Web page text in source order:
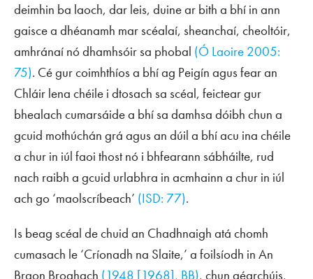
deimhin ba laoch, dar leis, duine ar bith a bhí in ann
gaisce a dhéanamh mar scéalaí, sheanchaí, cheoltóir,
amhránaí nó dhamhsóir sa phobal (Ó Laoire 2005:
75). Cé gur coimhthíos a bhí ag Peigín agus fear an
Chláir lena chéile i dtosach sa scéal, feictear gur
bhealach cumarsáide a bhí sa damhsa dóibh chun a
gcuid mothúchán grá agus an dúil a bhí acu ina chéile
a chur in iúl faoi thost nó i bhfearann sábháilte, rud
nach raibh a gcuid urlabhra in acmhainn a chur in iúl
ach go ‘maolscríbeach’ (ISD: 77).
Is beag scéal de chuid an Chadhnaigh atá chomh
cumasach le ‘Críonadh na Slaite,’ a foilsíodh in An
Braon Broghach (1948 [1968], BB), chun géarchúis,